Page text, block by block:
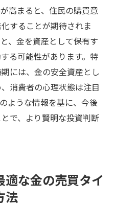
高まると、住民の購買意
することが期待されま
、金を資産として保有す
る可能性があります。特
には、金の安全資産とし
消費者の心理状態は注目
ような情報を基に、今後
で、より賢明な投資判断
適な金の売買タイ
法